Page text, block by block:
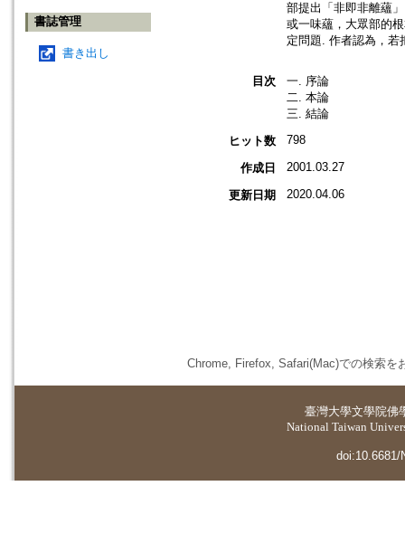
書誌管理
書き出し
部提出「非即非離蘊
或一味蘊，大眾部的
定問題. 作者認為，若
目次
一. 序論
二. 本論
三. 結論
ヒット数
798
作成日 2001.03.27
更新日期 2020.04.06
Chrome, Firefox, Safari(Mac)での検索を
臺灣大學文學院佛
National Taiwan
doi:10.6681/